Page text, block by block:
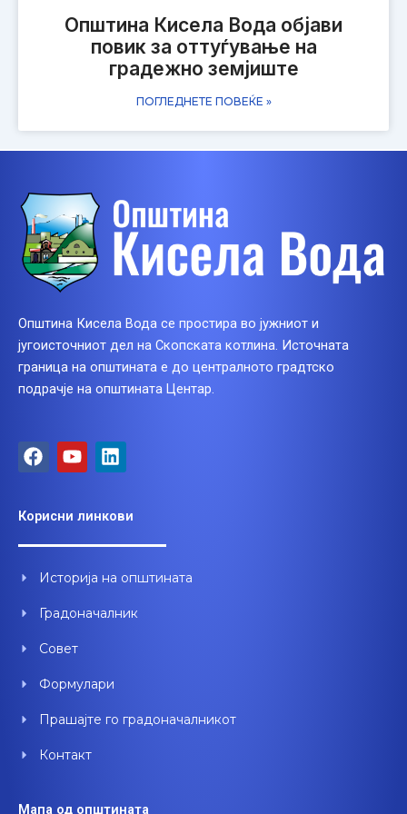
Општина Кисела Вода објави
повик за оттуѓување на
градежно земјиште
ПОГЛЕДНЕТЕ ПОВЕЌЕ »
Општина Кисела Вода се простира во јужниот и
југоисточниот дел на Скопската котлина. Источната
граница на општината е до централното градтско
подрачје на општината Центар.
F
a
b
o
k
Y
o
u
b
L
i
e
d
n
Корисни линкови
Историја на општината
Градоначалник
Совет
Формулари
Прашајте го градоначалникот
Контакт
Мапа од општината